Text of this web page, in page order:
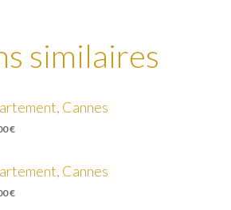
similaires
Cannes
€
Cannes
€